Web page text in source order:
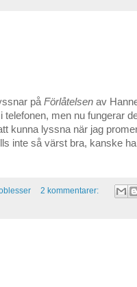
på Förlåtelsen av
telefonen, men nu fungerar
kunna lyssna när jag
inte så värst bra, kanske
2 kommentarer: